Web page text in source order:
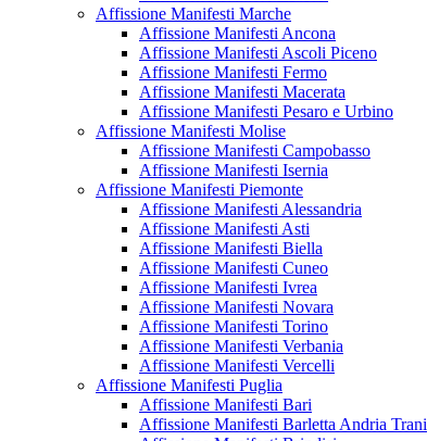
Affissione Manifesti Marche
Affissione Manifesti Ancona
Affissione Manifesti Ascoli Piceno
Affissione Manifesti Fermo
Affissione Manifesti Macerata
Affissione Manifesti Pesaro e Urbino
Affissione Manifesti Molise
Affissione Manifesti Campobasso
Affissione Manifesti Isernia
Affissione Manifesti Piemonte
Affissione Manifesti Alessandria
Affissione Manifesti Asti
Affissione Manifesti Biella
Affissione Manifesti Cuneo
Affissione Manifesti Ivrea
Affissione Manifesti Novara
Affissione Manifesti Torino
Affissione Manifesti Verbania
Affissione Manifesti Vercelli
Affissione Manifesti Puglia
Affissione Manifesti Bari
Affissione Manifesti Barletta Andria Trani